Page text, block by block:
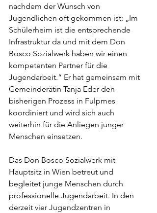
nachdem der Wunsch von
Jugendlichen oft gekommen ist: „Im
Schülerheim ist die entsprechende
Infrastruktur da und mit dem Don
Bosco Sozialwerk haben wir einen
kompetenten Partner für die
Jugendarbeit.“ Er hat gemeinsam mit
Gemeinderätin Tanja Eder den
bisherigen Prozess in Fulpmes
koordiniert und wird sich auch
weiterhin für die Anliegen junger
Menschen einsetzen.
Das Don Bosco Sozialwerk mit
Hauptsitz in Wien betreut und
begleitet junge Menschen durch
professionelle Jugendarbeit. In den
derzeit vier Jugendzentren in